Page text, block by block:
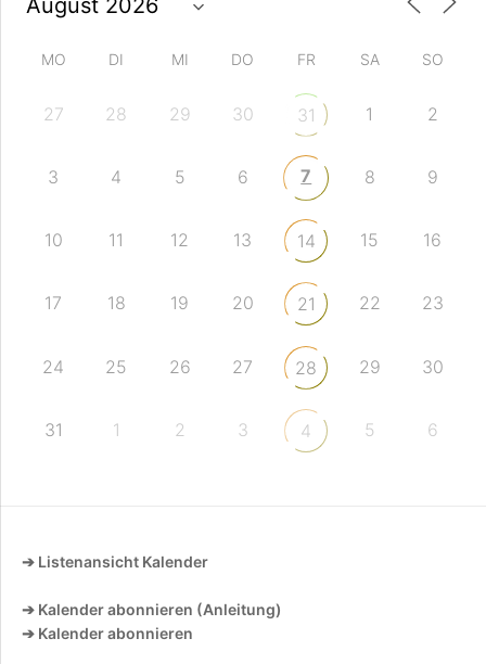
MO DI MI DO FR SA SO
27 28 29 30 31 1 2
3 4 5 6 7 8 9
10 11 12 13 14 15 16
17 18 19 20 21 22 23
24 25 26 27 28 29 30
31 1 2 3 4 5 6
➔ Listenansicht Kalender
➔ Kalender abonnieren (Anleitung)
➔ Kalender abonnieren